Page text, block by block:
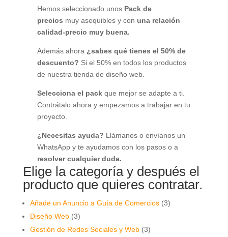
Hemos seleccionado unos Pack de
precios muy asequibles y con una relación
calidad-precio muy buena.
Además ahora ¿sabes qué tienes el 50% de
descuento? Si el 50% en todos los productos
de nuestra tienda de diseño web.
Selecciona el pack que mejor se adapte a ti.
Contrátalo ahora y empezamos a trabajar en tu
proyecto.
¿Necesitas ayuda? Llámanos o envíanos un
WhatsApp y te ayudamos con los pasos o a
resolver cualquier duda.
Elige la categoría y después el
producto que quieres contratar.
Añade un Anuncio a Guía de Comercios 33
Diseño Web 33
productos
Gestión de Redes Sociales y Web 33